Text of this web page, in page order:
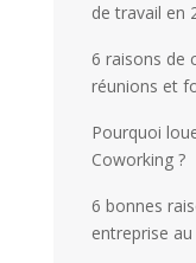
de travail en
6 raisons de
réunions et
Pourquoi
Coworking ?
6 bonnes
entreprise